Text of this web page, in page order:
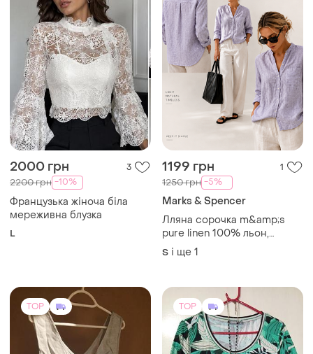
2000 грн 3
2200 грн -10%
Французька жіноча біла
мереживна блузка
L
1199 грн 1
1250 грн -5%
Marks & Spencer
Лляна сорочка m&amp;s
pure linen 100% льон,
світло-бузкова
S і ще 1
TOP